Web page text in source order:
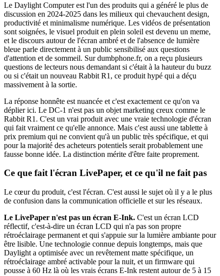
Le Daylight Computer est l'un des produits qui a généré le plus de
discussion en 2024-2025 dans les milieux qui chevauchent design,
productivité et minimalisme numérique. Les vidéos de présentation
sont soignées, le visuel produit en plein soleil est devenu un meme,
et le discours autour de l'écran ambré et de l'absence de lumière
bleue parle directement à un public sensibilisé aux questions
d'attention et de sommeil. Sur dumbphone.fr, on a reçu plusieurs
questions de lecteurs nous demandant si c'était à la hauteur du buzz
ou si c'était un nouveau Rabbit R1, ce produit hypé qui a déçu
massivement à la sortie.
La réponse honnête est nuancée et c'est exactement ce qu'on va
déplier ici. Le DC-1 n'est pas un objet marketing creux comme le
Rabbit R1. C'est un vrai produit avec une vraie technologie d'écran
qui fait vraiment ce qu'elle annonce. Mais c'est aussi une tablette à
prix premium qui ne convient qu'à un public très spécifique, et qui
pour la majorité des acheteurs potentiels serait probablement une
fausse bonne idée. La distinction mérite d'être faite proprement.
Ce que fait l'écran LivePaper, et ce qu'il ne fait pas
Le cœur du produit, c'est l'écran. C'est aussi le sujet où il y a le plus
de confusion dans la communication officielle et sur les réseaux.
Le LivePaper n'est pas un écran E-Ink. C'est un écran LCD
réflectif, c'est-à-dire un écran LCD qui n'a pas son propre
rétroéclairage permanent et qui s'appuie sur la lumière ambiante pour
être lisible. Une technologie connue depuis longtemps, mais que
Daylight a optimisée avec un revêtement matte spécifique, un
rétroéclairage ambré activable pour la nuit, et un firmware qui
pousse à 60 Hz là où les vrais écrans E-Ink restent autour de 5 à 15